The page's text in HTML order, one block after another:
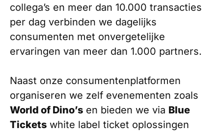
collega’s en meer dan 10.000 transacties
per dag verbinden we dagelijks
consumenten met onvergetelijke
ervaringen van meer dan 1.000 partners.
Naast onze consumentenplatformen
organiseren we zelf evenementen zoals
World of Dino’s en bieden we via Blue
Tickets white label ticket oplossingen